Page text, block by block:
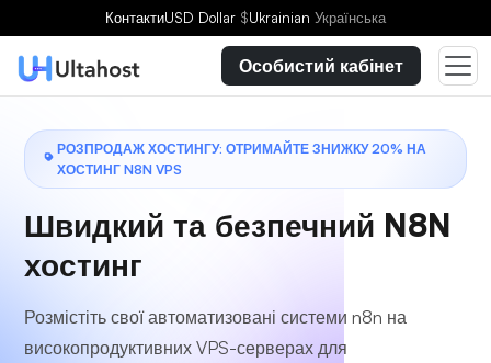
КонтактиUSD Dollar $Ukrainian Українська
Особистий кабінет
РОЗПРОДАЖ ХОСТИНГУ: ОТРИМАЙТЕ ЗНИЖКУ 20% НА
ХОСТИНГ N8N VPS
Швидкий та безпечний N8N
хостинг
Розмістіть свої автоматизовані системи n8n на
високопродуктивних VPS-серверах для